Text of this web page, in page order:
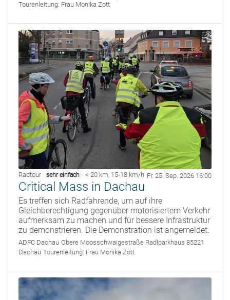
Tourenleitung: Frau Monika Zott
Radtour sehr einfach < 20 km, 15-18 km/h Fr. 25. Sep. 2026 16:00
Critical Mass in Dachau
Es treffen sich Radfahrende, um auf ihre
Gleichberechtigung gegenüber motorisiertem Verkehr
aufmerksam zu machen und für bessere Infrastruktur
zu demonstrieren. Die Demonstration ist angemeldet.
ADFC Dachau Obere Moosschwaigestraße Radlparkhaus 85221
Dachau Tourenleitung: Frau Monika Zott